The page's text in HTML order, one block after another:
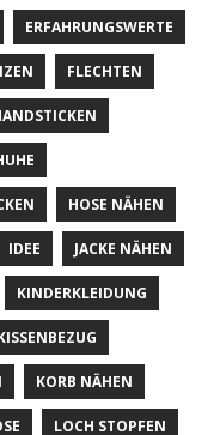
ERFAHRUNGSWERTE
FLECHTEN
HOSE NÄHEN
IDEE JACKE NÄHEN
KINDERKLEIDUNG
KORB NÄHEN
LOCH STOPFEN